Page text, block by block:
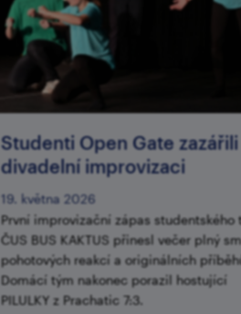
Studenti Open Gate
divadelní improvizaci
19. května 2026
První improvizační zápas studentského
ČUS BUS KAKTUS přinesl večer plný
pohotových reakcí a originálních
Domácí tým nakonec porazil hostující
PILULKY z Prachatic 7:3.